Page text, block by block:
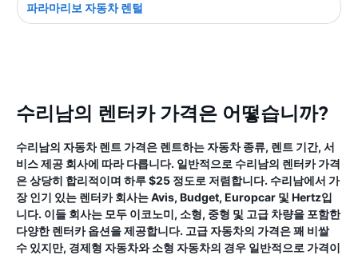
파라마리보 자동차 렌털
수리남의 렌터카 가격은 어떻습니까?
수리남의 자동차 렌트 가격은 렌트하는 자동차 종류, 렌트 기간, 서
비스 제공 회사에 따라 다릅니다. 일반적으로 수리남의 렌터카 가격
은 상당히 합리적이며 하루 $25 정도로 저렴합니다. 수리남에서 가
장 인기 있는 렌터카 회사는 Avis, Budget, Europcar 및 Hertz입
니다. 이들 회사는 모두 이코노미, 소형, 중형 및 고급 차량을 포함한
다양한 렌터카 옵션을 제공합니다. 고급 자동차의 가격은 꽤 비쌀
수 있지만, 경제형 자동차와 소형 자동차의 경우 일반적으로 가격이